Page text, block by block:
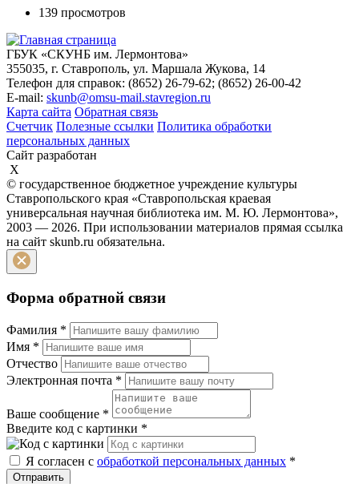
139 просмотров
ГБУК «СКУНБ им. Лермонтова»
355035, г. Ставрополь, ул. Маршала Жукова, 14
Телефон для справок: (8652) 26-79-62; (8652) 26-00-42
E-mail: skunb@omsu-mail.stavregion.ru
Карта сайта Обратная связь
Счетчик Полезные ссылки Политика обработки
персональных данных
Сайт разработан
X
© государственное бюджетное учреждение культуры
Ставропольского края «Ставропольская краевая
универсальная научная библиотека им. М. Ю. Лермонтова»,
2003 — 2026. При использовании материалов прямая ссылка
на сайт skunb.ru обязательна.
Форма обратной связи
Фамилия *
Имя *
Отчество
Электронная почта *
Ваше сообщение *
Введите код с картинки *
Я согласен с обработкой персональных данных *
Отправить